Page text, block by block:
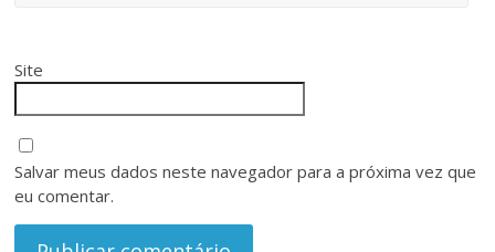
Site
Salvar meus dados neste navegador para a próxima vez que
eu comentar.